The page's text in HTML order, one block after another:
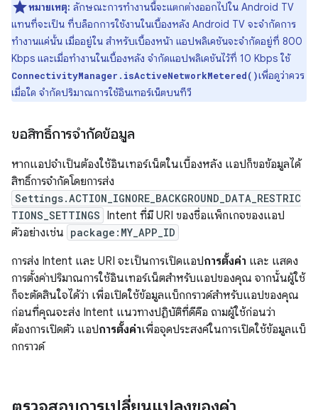
หมายเหตุ: ลักษณะการทำงานนี้จะแตกต่างออกไปใน Android TV
แทนที่จะเป็น ที่บล็อกการใช้งานในเบื้องหลัง Android TV จะจำกัดการ
ทำงานแค่นั้น เมื่ออยู่ใน สำหรับเบื้องหน้า แอปพลิเคชันจะจำกัดอยู่ที่ 800
Kbps และเมื่อทำงานในเบื้องหลัง จำกัดแอปพลิเคชันไว้ที่ 10 Kbps ใช้
ConnectivityManager.isActiveNetworkMetered()เพื่อดูว่าควร
เมื่อใด จำกัดปริมาณการใช้อินเทอร์เน็ตบนทีวี
ขอสิทธิ์การจำกัดข้อมูล
หากแอปจำเป็นต้องใช้อินเทอร์เน็ตในเบื้องหลัง แอปก็ขอข้อมูลได้
สิทธิ์การจำกัดโดยการส่ง
Settings.ACTION_IGNORE_BACKGROUND_DATA_RESTRIC
TIONS_SETTINGS Intent ที่มี URI ของชื่อแพ็กเกจของแอป
ตัวอย่างเช่น package:MY_APP_ID
การส่ง Intent และ URI จะเป็นการเปิดแอปการตั้งค่า และ แสดง
การตั้งค่าปริมาณการใช้อินเทอร์เน็ตสำหรับแอปของคุณ จากนั้นผู้ใช้
ก็จะตัดสินใจได้ว่า เพื่อเปิดใช้ข้อมูลแบ็กกราวด์สำหรับแอปของคุณ
ก่อนที่คุณจะส่ง Intent แนวทางปฏิบัติที่ดีคือ ถามผู้ใช้ก่อนว่า
ต้องการเปิดตัว แอปการตั้งค่าเพื่อจุดประสงค์ในการเปิดใช้ข้อมูลแบ็
กกราวด์